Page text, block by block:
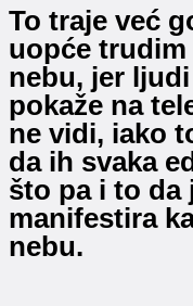
To traje već
uopće trudim
nebu, jer
pokaže na
ne vidi, iako
da ih svaka
što pa i to da
manifestira
nebu.